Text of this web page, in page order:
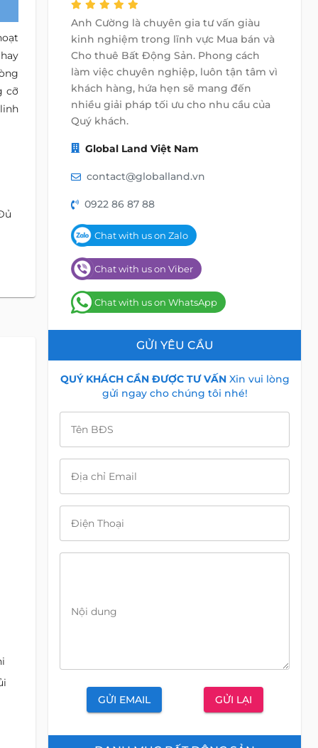
cỡ
Anh Cường là chuyên gia tư vấn giàu
kinh nghiệm trong lĩnh vực Mua bán và
Cho thuê Bất Động Sản. Phong cách
làm việc chuyên nghiệp, luôn tận tâm vì
khách hàng, hứa hẹn sẽ mang đến
nhiều giải pháp tối ưu cho nhu cầu của
Quý khách.
Global Land Việt Nam
contact@globalland.vn
0922 86 87 88
Chat with us on Zalo
Chat with us on Viber
Chat with us on WhatsApp
GỬI YÊU CẦU
QUÝ KHÁCH CẦN ĐƯỢC TƯ VẤNXin vui lòng
gửi ngay cho chúng tôi nhé!
Tên BĐS
Địa chỉ Email
Điện Thoại
Nội dung
GỬI EMAIL GỬI LẠI